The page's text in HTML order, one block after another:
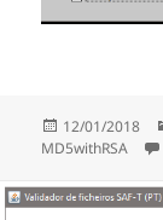
Publicado
a
12/01/2018
MD5withRSA